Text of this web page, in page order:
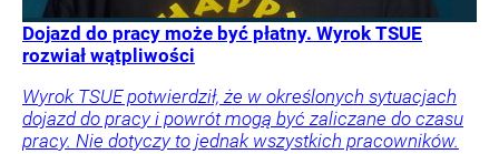
Dojazd do pracy może być płatny. Wyrok TSUE
rozwiał wątpliwości
Wyrok TSUE potwierdził, że w określonych sytuacjach
dojazd do pracy i powrót mogą być zaliczane do czasu
pracy. Nie dotyczy to jednak wszystkich pracowników.